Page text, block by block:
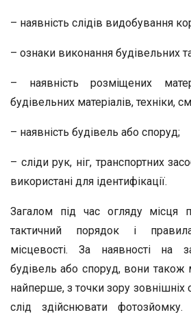
– наявність слідів видобування
– ознаки виконання будівельних
– наявність розміщених
будівельних матеріалів, техніки,
– наявність будівель або споруд;
– сліди рук, ніг, транспортних
використані для ідентифікації.
Загалом під час огляду місця
тактичний порядок і
місцевості. За наявності на
будівель або споруд, вони також
найперше, з точки зору зовнішніх
слід здійснювати